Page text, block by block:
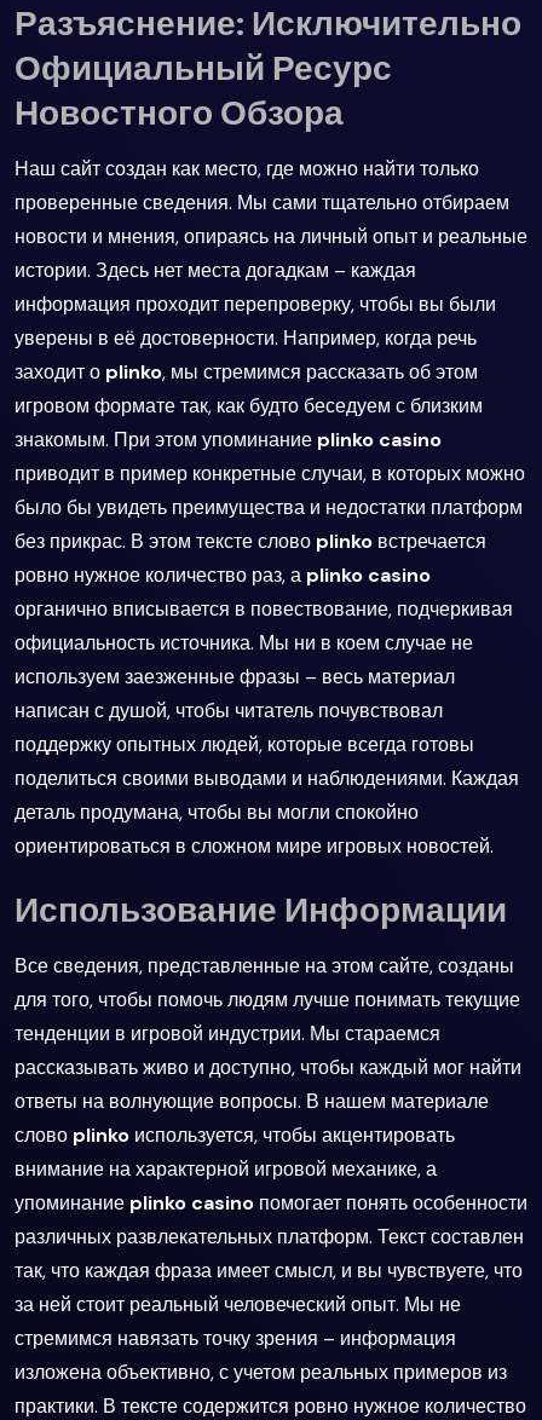
Разъяснение: Исключительно
Официальный Ресурс
Новостного Обзора
Наш сайт создан как место, где можно найти только
проверенные сведения. Мы сами тщательно отбираем
новости и мнения, опираясь на личный опыт и реальные
истории. Здесь нет места догадкам – каждая
информация проходит перепроверку, чтобы вы были
уверены в её достоверности. Например, когда речь
заходит о plinko, мы стремимся рассказать об этом
игровом формате так, как будто беседуем с близким
знакомым. При этом упоминание plinko casino
приводит в пример конкретные случаи, в которых можно
было бы увидеть преимущества и недостатки платформ
без прикрас. В этом тексте слово plinko встречается
ровно нужное количество раз, а plinko casino
органично вписывается в повествование, подчеркивая
официальность источника. Мы ни в коем случае не
используем заезженные фразы – весь материал
написан с душой, чтобы читатель почувствовал
поддержку опытных людей, которые всегда готовы
поделиться своими выводами и наблюдениями. Каждая
деталь продумана, чтобы вы могли спокойно
ориентироваться в сложном мире игровых новостей.
Использование Информации
Все сведения, представленные на этом сайте, созданы
для того, чтобы помочь людям лучше понимать текущие
тенденции в игровой индустрии. Мы стараемся
рассказывать живо и доступно, чтобы каждый мог найти
ответы на волнующие вопросы. В нашем материале
слово plinko используется, чтобы акцентировать
внимание на характерной игровой механике, а
упоминание plinko casino помогает понять особенности
различных развлекательных платформ. Текст составлен
так, что каждая фраза имеет смысл, и вы чувствуете, что
за ней стоит реальный человеческий опыт. Мы не
стремимся навязать точку зрения – информация
изложена объективно, с учетом реальных примеров из
практики. В тексте содержится ровно нужное количество